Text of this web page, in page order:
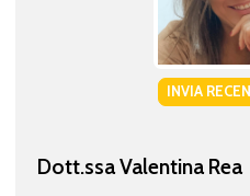
INVIA
Dott.ssa Valentina Rea